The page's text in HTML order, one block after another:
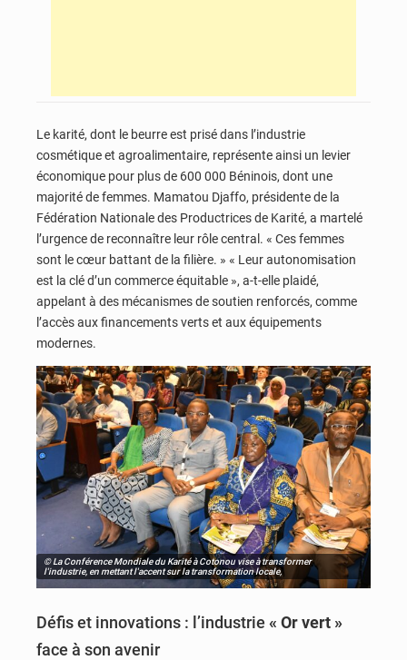
Le karité, dont le beurre est prisé dans l’industrie
cosmétique et agroalimentaire, représente ainsi un levier
économique pour plus de 600 000 Béninois, dont une
majorité de femmes. Mamatou Djaffo, présidente de la
Fédération Nationale des Productrices de Karité, a martelé
l’urgence de reconnaître leur rôle central. « Ces femmes
sont le cœur battant de la filière. » « Leur autonomisation
est la clé d’un commerce équitable », a-t-elle plaidé,
appelant à des mécanismes de soutien renforcés, comme
l’accès aux financements verts et aux équipements
modernes.
© La Conférence Mondiale du Karité à Cotonou vise à transformer
l'industrie, en mettant l'accent sur la transformation locale,
Défis et innovations : l’industrie « Or vert »
face à son avenir